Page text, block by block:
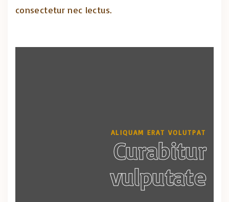
consectetur nec lectus.
ALIQUAM ERAT VOLUTPAT
Curabitur
vulputate